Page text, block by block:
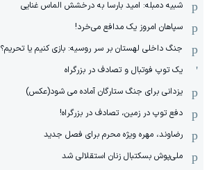
شبیه دمبله: امید بارسا به درخشش الماس غنایی
سپاهان امروز یک مدافع می‌خرد!
جنگ داخلی لهستان بر سر روسیه: بازی کنیم یا تحریم؟
یک توپ فوتبال و تصادف در بزرگراه
یزدانی برای جنگ ستارگان آماده می شود(عکس)
دفع توپ در زمین، تصادف در بزرگراه!
رضاوند، مهره ویژه محرم برای فصل جدید
ملی‌پوش بسکتبال زنان استقلالی شد